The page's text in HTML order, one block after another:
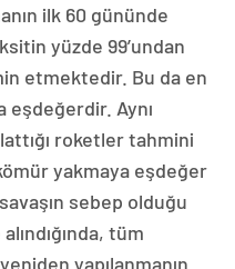
ilk 60 gününde
yüzde 99’undan
etmektedir. Bu da en
eşdeğerdir. Aynı
roketler tahmini
yakmaya eşdeğer
sebep olduğu
tüm
yapılanmanın